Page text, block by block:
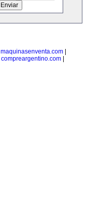
maquinasenventa.com
compreargentino.com|